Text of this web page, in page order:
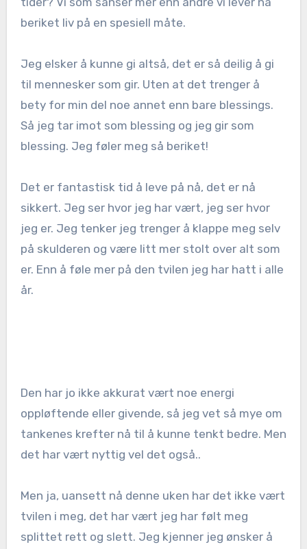
beriket liv på en spesiell måte.
Jeg elsker å kunne gi altså, det er så deilig å gi
til mennesker som gir. Uten at det trenger å
bety for min del noe annet enn bare blessings.
Så jeg tar imot som blessing og jeg gir som
blessing. Jeg føler meg så beriket!
Det er fantastisk tid å leve på nå, det er nå
sikkert. Jeg ser hvor jeg har vært, jeg ser hvor
jeg er. Jeg tenker jeg trenger å klappe meg selv
på skulderen og være litt mer stolt over alt som
er. Enn å føle mer på den tvilen jeg har hatt i alle
år.
Den har jo ikke akkurat vært noe energi
oppløftende eller givende, så jeg vet så mye om
tankenes krefter nå til å kunne tenkt bedre. Men
det har vært nyttig vel det også..
Men ja, uansett nå denne uken har det ikke vært
tvilen i meg, det har vært jeg har følt meg
splittet rett og slett. Jeg kjenner jeg ønsker å